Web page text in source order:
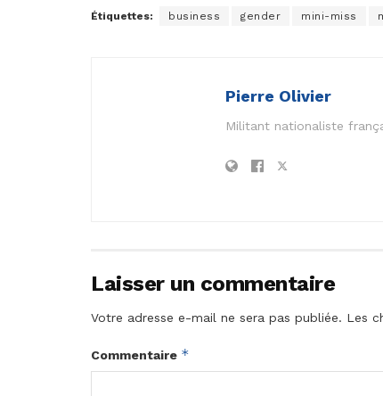
Étiquettes: business gender mini-miss
Pierre Olivier
Militant nationaliste
Laisser un commentaire
Votre adresse e-mail ne sera pas publiée. Les
Commentaire *